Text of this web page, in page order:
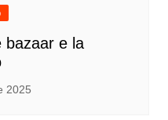
bazaar e la
2025